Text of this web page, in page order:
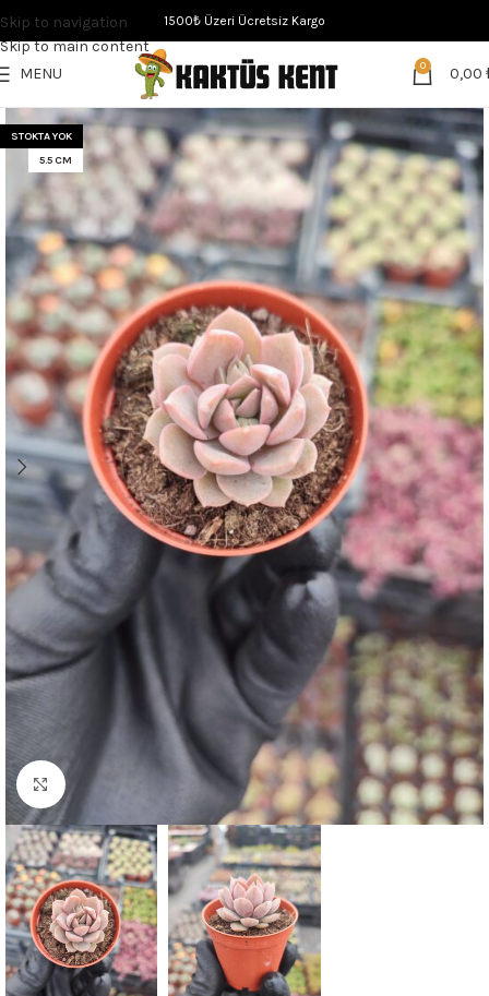
Skip to navigation
Skip to main content
1500₺ Üzeri Ücretsiz Kargo
MENU 0 0,00
STOKTA YOK
5.5 CM
Click to enlarge